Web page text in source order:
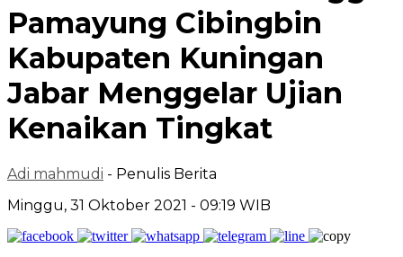
Pamayung Cibingbin
Kabupaten Kuningan
Jabar Menggelar Ujian
Kenaikan Tingkat
Adi mahmudi - Penulis Berita
Minggu, 31 Oktober 2021 - 09:19 WIB